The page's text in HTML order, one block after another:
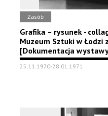
Zasób
Grafika – rysunek -
Muzeum Sztuki w Łodzi
[Dokumentacja
25.11.1970-28.01.1971